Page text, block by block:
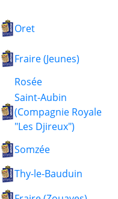
Oret
Fraire (Jeunes)
Rosée
Saint-Aubin
(Compagnie Royale
"Les Djireux")
Somzée
Thy-le-Bauduin